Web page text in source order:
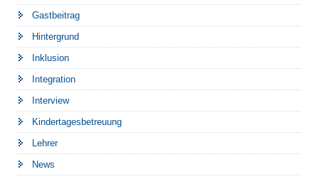
Gastbeitrag
Hintergrund
Inklusion
Integration
Interview
Kindertagesbetreuung
Lehrer
News